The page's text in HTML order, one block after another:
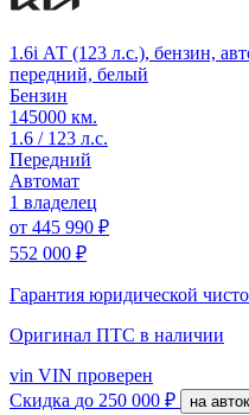
1.6i АТ (123 л.с.), бензин,
передний, белый
Бензин
145000 км.
1.6 / 123 л.с.
Передний
Автомат
1 владелец
от 445 990 ₽
552 000 ₽
Гарантия юридической
Оригинал ПТС в наличии
vin VIN проверен
Скидка до 250 000 ₽ на